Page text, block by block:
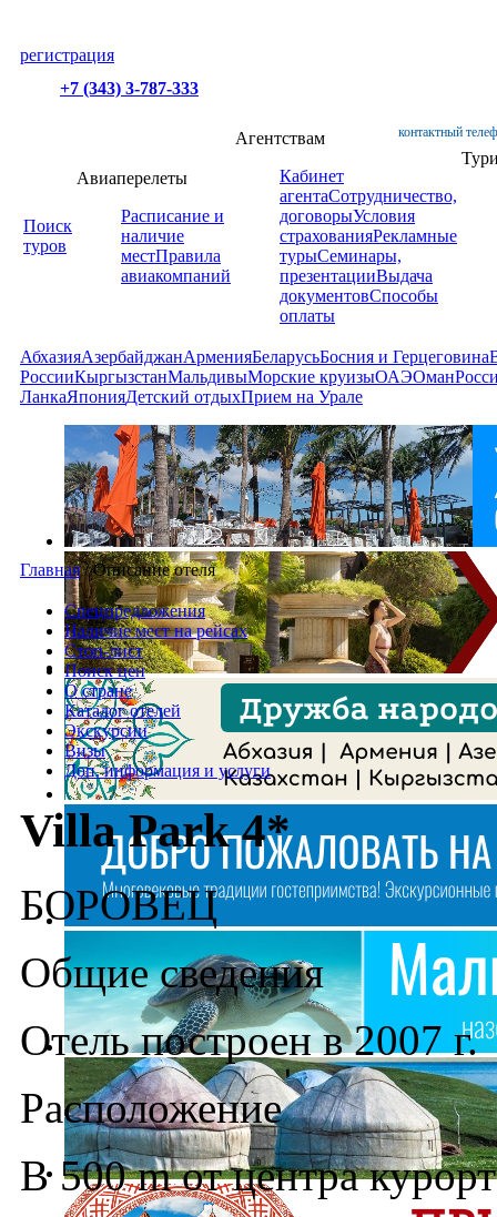
регистрация
+7 (343) 3-787-333
контактный
Поиск
туров
Авиаперелеты
Расписание и
наличие
местПравила
авиакомпаний
Агентствам
Кабинет
агентаСотрудничество,
договорыУсловия
страхованияРекламные
турыСеминары,
презентацииВыдача
документовСпособы
оплаты
АбхазияАзербайджанАрменияБеларусьБосния и Герцеговина
РоссииКыргызстанМальдивыМорские круизыОАЭОман
ЛанкаЯпонияДетский отдыхПрием на Урале
Главная /Описание отеля
Спецпредложения
Наличие мест на рейсах
Стоп-лист
Поиск цен
О стране
Каталог отелей
Экскурсии
Визы
Доп. информация и услуги
Villa Park 4*
БОРОВЕЦ
Общие сведения
Отель построен в 2007 г.
Расположение
В 500 m от центра